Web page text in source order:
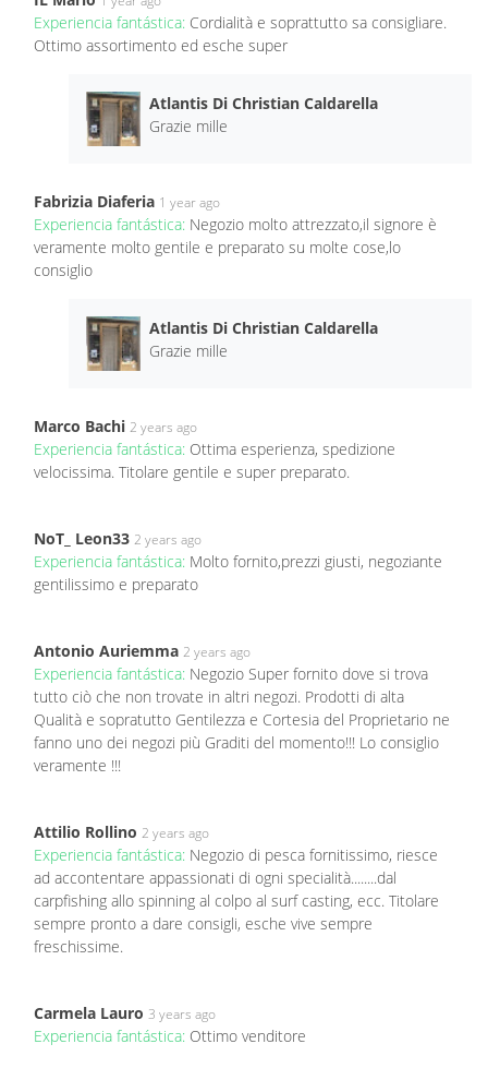
Experiencia fantástica: Cordialità e soprattutto sa consigliare.
Ottimo assortimento ed esche super
Atlantis Di Christian Caldarella
Grazie mille
Fabrizia Diaferia 1 year ago
Experiencia fantástica: Negozio molto attrezzato,il signore è
veramente molto gentile e preparato su molte cose,lo
consiglio
Atlantis Di Christian Caldarella
Grazie mille
Marco Bachi 2 years ago
Experiencia fantástica: Ottima esperienza, spedizione
velocissima. Titolare gentile e super preparato.
NoT_ Leon33 2 years ago
Experiencia fantástica: Molto fornito,prezzi giusti, negoziante
gentilissimo e preparato
Antonio Auriemma 2 years ago
Experiencia fantástica: Negozio Super fornito dove si trova
tutto ciò che non trovate in altri negozi. Prodotti di alta
Qualità e sopratutto Gentilezza e Cortesia del Proprietario ne
fanno uno dei negozi più Graditi del momento!!! Lo consiglio
veramente !!!
Attilio Rollino 2 years ago
Experiencia fantástica: Negozio di pesca fornitissimo, riesce
ad accontentare appassionati di ogni specialità........dal
carpfishing allo spinning al colpo al surf casting, ecc. Titolare
sempre pronto a dare consigli, esche vive sempre
freschissime.
Carmela Lauro 3 years ago
Experiencia fantástica: Ottimo venditore